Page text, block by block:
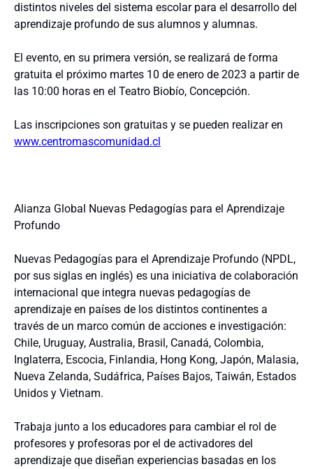
distintos niveles del sistema escolar para el desarrollo del
aprendizaje profundo de sus alumnos y alumnas.
El evento, en su primera versión, se realizará de forma
gratuita el próximo martes 10 de enero de 2023 a partir de
las 10:00 horas en el Teatro Biobío, Concepción.
Las inscripciones son gratuitas y se pueden realizar en
www.centromascomunidad.cl
Alianza Global Nuevas Pedagogías para el Aprendizaje
Profundo
Nuevas Pedagogías para el Aprendizaje Profundo (NPDL,
por sus siglas en inglés) es una iniciativa de colaboración
internacional que integra nuevas pedagogías de
aprendizaje en países de los distintos continentes a
través de un marco común de acciones e investigación:
Chile, Uruguay, Australia, Brasil, Canadá, Colombia,
Inglaterra, Escocia, Finlandia, Hong Kong, Japón, Malasia,
Nueva Zelanda, Sudáfrica, Países Bajos, Taiwán, Estados
Unidos y Vietnam.
Trabaja junto a los educadores para cambiar el rol de
profesores y profesoras por el de activadores del
aprendizaje que diseñan experiencias basadas en los